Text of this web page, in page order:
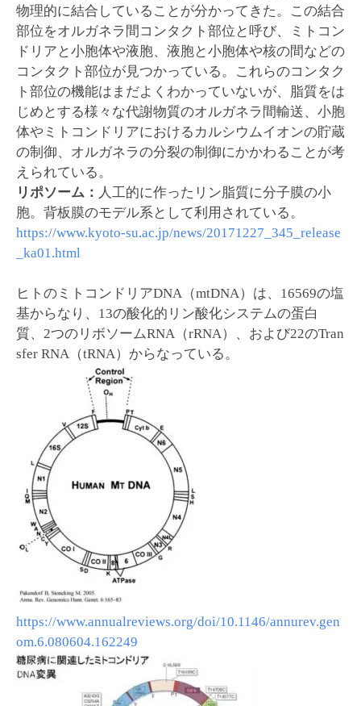
物理的に結合していることが分かってきた。この結合
部位をオルガネラ間コンタクト部位と呼び、ミトコン
ドリアと小胞体や液胞、液胞と小胞体や核の間などの
コンタクト部位が見つかっている。これらのコンタク
ト部位の機能はまだよくわかっていないが、脂質をは
じめとする様々な代謝物質のオルガネラ間輸送、小胞
体やミトコンドリアにおけるカルシウムイオンの貯蔵
の制御、オルガネラの分裂の制御にかかわることが考
えられている。
リポソーム： 人工的に作ったリン脂質に分子膜の小
胞。背板膜のモデル系として利用されている。
https://www.kyoto-su.ac.jp/news/20171227_345_release
_ka01.html
ヒトのミトコンドリアDNA（mtDNA）は、16569の塩
基からなり、13の酸化的リン酸化システムの蛋白
質、2つのリボソームRNA（rRNA）、および22のTran
sfer RNA（tRNA）からなっている。
https://www.annualreviews.org/doi/10.1146/annurev.gen
om.6.080604.162249